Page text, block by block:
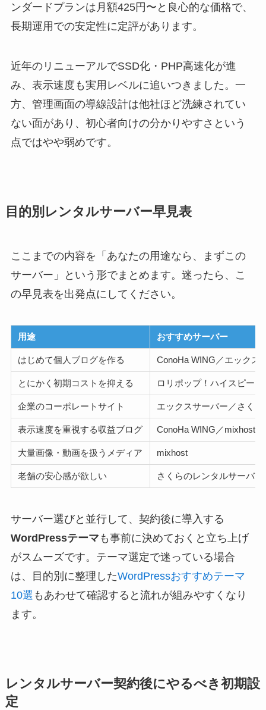
ンダードプランは月額425円〜と良心的な価格で、
長期運用での安定性に定評があります。
近年のリニューアルでSSD化・PHP高速化が進
み、表示速度も実用レベルに追いつきました。一
方、管理画面の導線設計は他社ほど洗練されてい
ない面があり、初心者向けの分かりやすさという
点ではやや弱めです。
目的別レンタルサーバー早見表
ここまでの内容を「あなたの用途なら、まずこの
サーバー」という形でまとめます。迷ったら、こ
の早見表を出発点にしてください。
用途 おすすめサーバー
はじめて個人ブログを作る ConoHa WING／エックス
とにかく初期コストを抑える ロリポップ！ハイスピード
企業のコーポレートサイト エックスサーバー／さくら
表示速度を重視する収益ブログ ConoHa WING／mixhost
大量画像・動画を扱うメディア mixhost
老舗の安心感が欲しい さくらのレンタルサーバ
サーバー選びと並行して、契約後に導入する
WordPressテーマ も事前に決めておくと立ち上げ
がスムーズです。テーマ選定で迷っている場合
は、目的別に整理したWordPressおすすめテーマ
10選 もあわせて確認すると流れが組みやすくなり
ます。
レンタルサーバー契約後にやるべき初期設
定